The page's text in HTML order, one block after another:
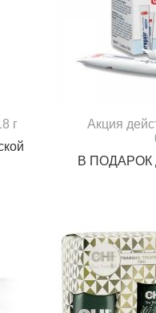
г
Акция
В ПОДАРОК